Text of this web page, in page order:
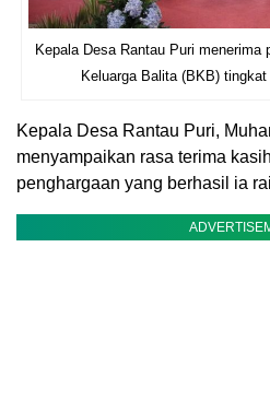
Kepala Desa Rantau Puri menerima
Keluarga Balita (BKB) tingkat
Kepala Desa Rantau Puri,
menyampaikan rasa terima
penghargaan yang berhasil ia